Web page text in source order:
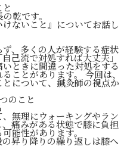
乾です。
ないこと』についてお話し
、多くの人が経験する症状
己流で対処すれば大丈夫」
ときに間違った対処をする
ことがあります。 今回は、
について、鍼灸師の視点か
のこと
無理にウォーキングやラン
痛みがある状態で膝に負担
能性があります。
昇り降りの繰り返しは膝へ